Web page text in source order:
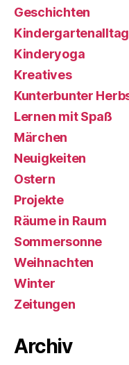
Geschichten
Kindergartenalltag
Kinderyoga
Kreatives
Kunterbunter
Lernen mit Spaß
Märchen
Neuigkeiten
Ostern
Projekte
Räume in Raum
Sommersonne
Weihnachten
Winter
Zeitungen
Archiv